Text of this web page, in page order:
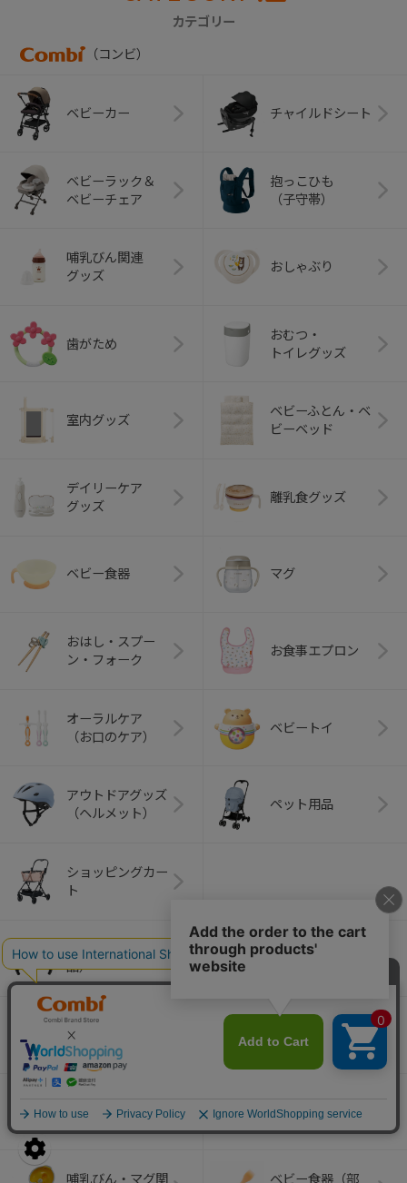
カテゴリー
（コンビ）
ベビーカー チャイルドシート
ベビーラック＆
ベビーチェア
抱っこひも
（子守帯）
哺乳びん関連
グッズ
おしゃぶり
歯がため
おむつ・
トイレグッズ
室内グッズ
ベビーふとん・ベ
ビーベッド
デイリーケア
グッズ
離乳食グッズ
ベビー食器 マグ
おはし・スプー
ン・フォーク
お食事エプロン
オーラルケア
（お口のケア）
ベビートイ
アウトドアグッズ
（ヘルメット）
ペット用品
ショッピングカー
ト
ベビーカー（部
品）
チャイルドシート
ベビーラック＆チ
ェア（部品）
室内グッズ（部
品）
品）
ズ（部品）
哺乳びん・マグ関 ベビー食器（部